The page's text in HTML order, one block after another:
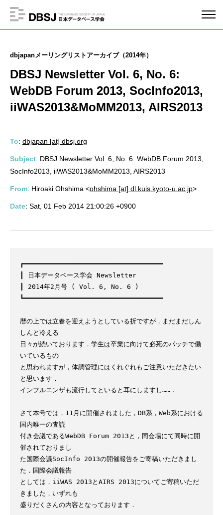
dbjapanメーリングリストアーカイブ（2014年）
DBSJ Newsletter Vol. 6, No. 6:
WebDB Forum 2013, SocInfo2013,
iiWAS2013&MoMM2013, AIRS2013
To: dbjapan [at] dbsj.org
Subject: DBSJ Newsletter Vol. 6, No. 6: WebDB Forum 2013,
SocInfo2013, iiWAS2013&MoMM2013, AIRS2013
From: Hiroaki Ohshima <ohshima [at] dl.kuis.kyoto-u.ac.jp>
Date: Sat, 01 Feb 2014 21:00:26 +0900
┏━━━━━━━━━━━━━━━━━━━━━━━━━━━━━━━━━━━
┃ 日本データベース学会 Newsletter
┃ 2014年2月号 ( Vol. 6, No. 6 )
┗━━━━━━━━━━━━━━━━━━━━━━━━━━━━━━━━━━━
暦の上では立春を迎えようとしている折ですが，まだまだしん
しんと冷える
日々が続いております．学生は卒業に向けて必死のパッチで働
いているもの
と思われますが，体調管理にはくれぐれもご注意いただきたい
と思います．
インフルエンザも流行してといると耳にしますし……．
さて本号では，11月に開催されました，DB系，Web系における
国内唯一の査読
付き会議であるWebDB Forum 2013と，同会場にて同時に開
催されておりまし
た国際会議SocInfo 2013の開催報告をご寄稿いただきまし
た．国際会議報告
としては，iiWAS 2013とAIRS 2013についてご寄稿いただ
きました．いずれも
盛りだくさんの内容となっております．